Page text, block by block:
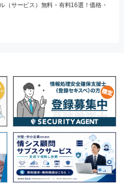
（サービス）無料・有料16選！価格・